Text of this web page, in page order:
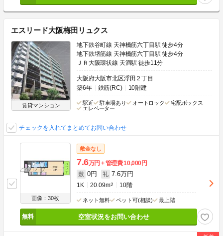
エスリード大阪梅田リュクス
賃貸マンション
地下鉄谷町線 天神橋筋六丁目駅 徒歩4分
地下鉄堺筋線 天神橋筋六丁目駅 徒歩4分
ＪＲ大阪環状線 天満駅 徒歩11分
大阪府大阪市北区浮田２丁目
築6年
鉄筋(RC) 10階建
駅近 駐車場あり オートロック
宅配ボックス
エレベーター
チェックを入れてまとめてお問い合わせ
画像：30枚
敷金なし
7.6万円 管理費10,000円
敷 0円 礼 7.6万円
1K 20.09m2 10階
ネット無料 ペット可(相談) 最上階
空室状況をお問い合わせ